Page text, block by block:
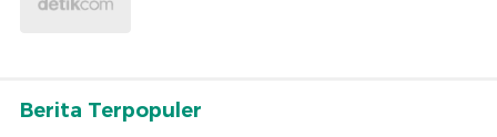
Berita Terpopuler